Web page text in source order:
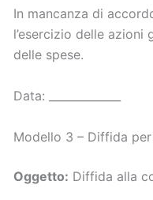
In mancanza di
l’esercizio delle
delle spese.
Data: _____________
Modello 3 – Diffida
Oggetto: Diffida alla